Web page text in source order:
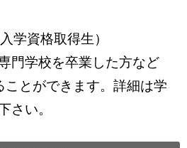
学資格取得生）
門学校を卒業した方など
ことができます。詳細は学
さい。